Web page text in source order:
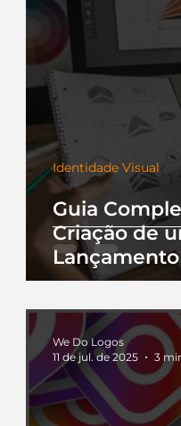
Guia
Criação de
Lançamento
Identidade Visual
We Do Logos
11 de jul. de 2025
3